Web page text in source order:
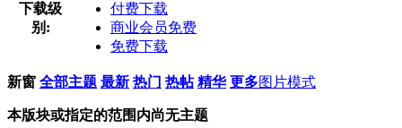
下载级
别:
付费下载
商业会员免费
免费下载
新窗 全部主题 最新 热门 热帖 精华 更多图片模式
本版块或指定的范围内尚无主题